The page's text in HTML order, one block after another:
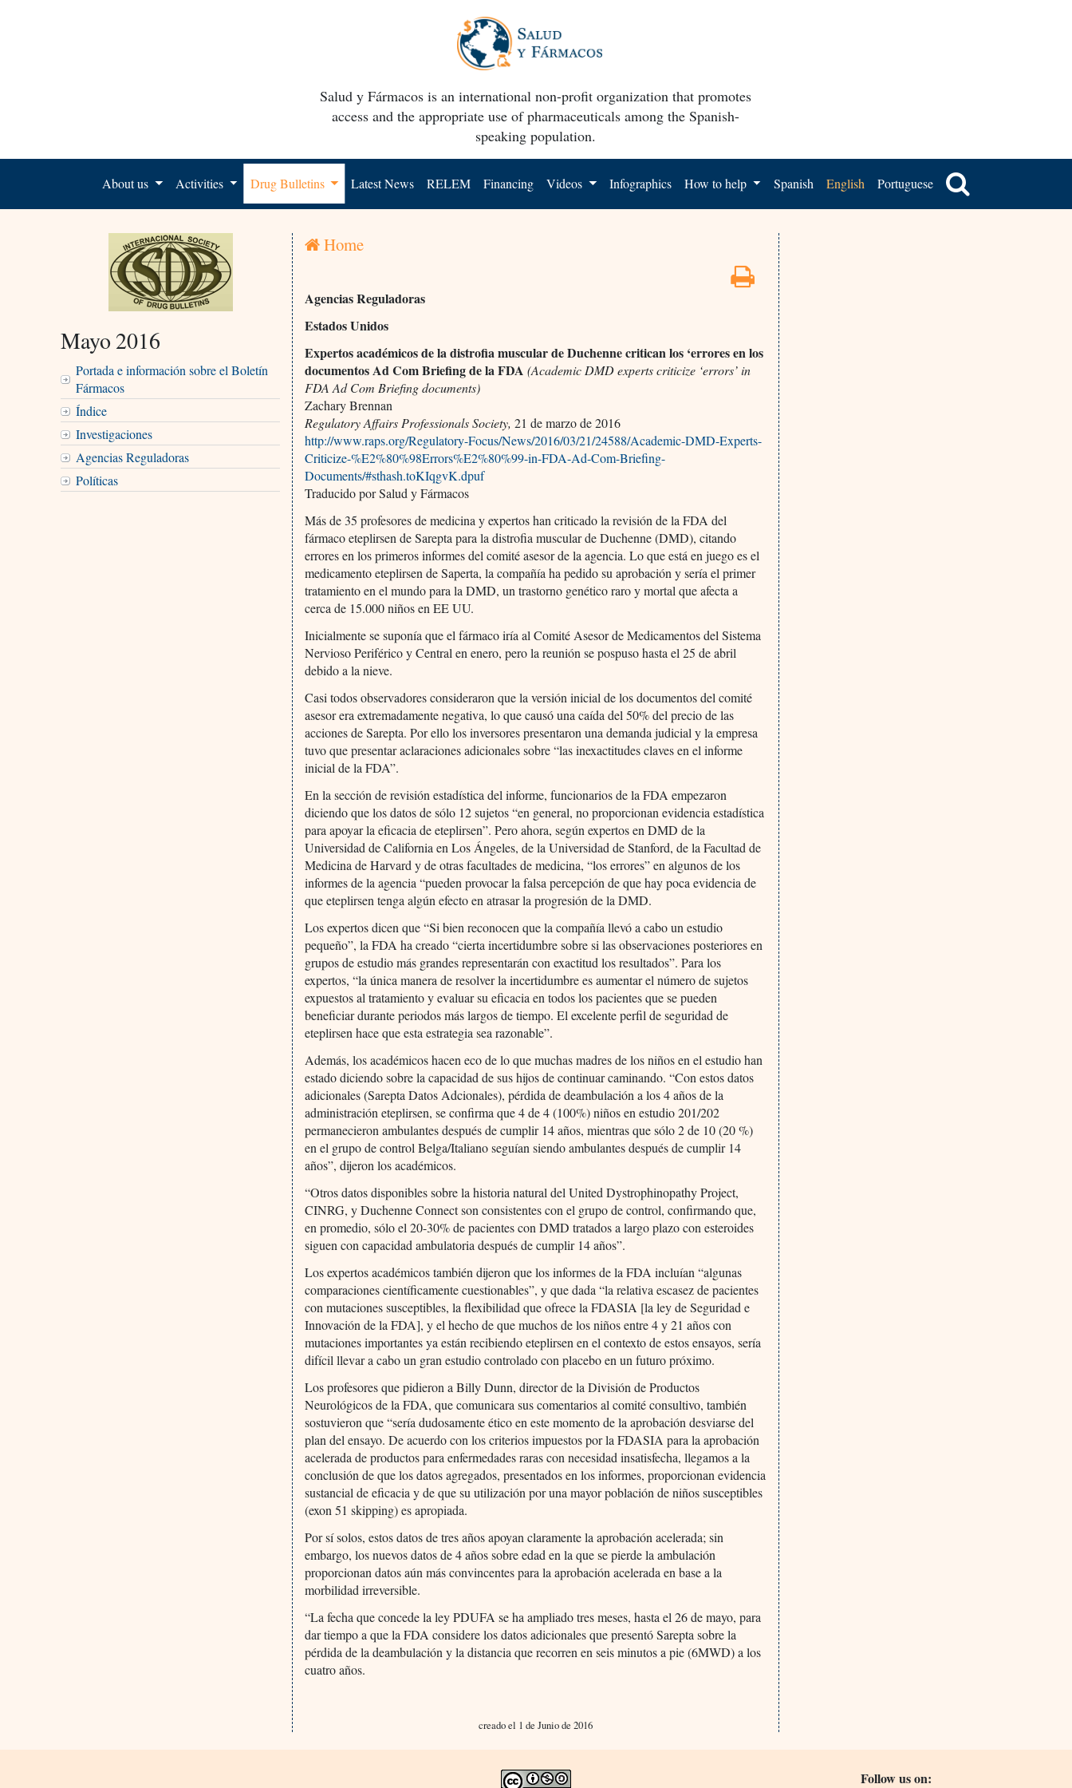
Salud y Fármacos is an international non-profit organization that promotes
access and the appropriate use of pharmaceuticals among the Spanish-
speaking population.
About us Activities Drug Bulletins Latest News RELEM Financing Videos Infographics How to help Spanish English Portuguese
Mayo 2016
Portada e información sobre el Boletín
Fármacos
Índice
Investigaciones
Agencias Reguladoras
Políticas
Home
Agencias Reguladoras
Estados Unidos
Expertos académicos de la distrofia muscular de Duchenne critican los ‘errores en los
documentos Ad Com Briefing de la FDA (Academic DMD experts criticize ‘errors’ in
FDA Ad Com Briefing documents)
Zachary Brennan
Regulatory Affairs Professionals Society, 21 de marzo de 2016
http://www.raps.org/Regulatory-Focus/News/2016/03/21/24588/Academic-DMD-Experts-
Criticize-%E2%80%98Errors%E2%80%99-in-FDA-Ad-Com-Briefing-
Documents/#sthash.toKIqgvK.dpuf
Traducido por Salud y Fármacos
Más de 35 profesores de medicina y expertos han criticado la revisión de la FDA del
fármaco eteplirsen de Sarepta para la distrofia muscular de Duchenne (DMD), citando
errores en los primeros informes del comité asesor de la agencia. Lo que está en juego es el
medicamento eteplirsen de Saperta, la compañía ha pedido su aprobación y sería el primer
tratamiento en el mundo para la DMD, un trastorno genético raro y mortal que afecta a
cerca de 15.000 niños en EE UU.
Inicialmente se suponía que el fármaco iría al Comité Asesor de Medicamentos del Sistema
Nervioso Periférico y Central en enero, pero la reunión se pospuso hasta el 25 de abril
debido a la nieve.
Casi todos observadores consideraron que la versión inicial de los documentos del comité
asesor era extremadamente negativa, lo que causó una caída del 50% del precio de las
acciones de Sarepta. Por ello los inversores presentaron una demanda judicial y la empresa
tuvo que presentar aclaraciones adicionales sobre “las inexactitudes claves en el informe
inicial de la FDA”.
En la sección de revisión estadística del informe, funcionarios de la FDA empezaron
diciendo que los datos de sólo 12 sujetos “en general, no proporcionan evidencia estadística
para apoyar la eficacia de eteplirsen”. Pero ahora, según expertos en DMD de la
Universidad de California en Los Ángeles, de la Universidad de Stanford, de la Facultad de
Medicina de Harvard y de otras facultades de medicina, “los errores” en algunos de los
informes de la agencia “pueden provocar la falsa percepción de que hay poca evidencia de
que eteplirsen tenga algún efecto en atrasar la progresión de la DMD.
Los expertos dicen que “Si bien reconocen que la compañía llevó a cabo un estudio
pequeño”, la FDA ha creado “cierta incertidumbre sobre si las observaciones posteriores en
grupos de estudio más grandes representarán con exactitud los resultados”. Para los
expertos, “la única manera de resolver la incertidumbre es aumentar el número de sujetos
expuestos al tratamiento y evaluar su eficacia en todos los pacientes que se pueden
beneficiar durante periodos más largos de tiempo. El excelente perfil de seguridad de
eteplirsen hace que esta estrategia sea razonable”.
Además, los académicos hacen eco de lo que muchas madres de los niños en el estudio han
estado diciendo sobre la capacidad de sus hijos de continuar caminando. “Con estos datos
adicionales (Sarepta Datos Adcionales), pérdida de deambulación a los 4 años de la
administración eteplirsen, se confirma que 4 de 4 (100%) niños en estudio 201/202
permanecieron ambulantes después de cumplir 14 años, mientras que sólo 2 de 10 (20 %)
en el grupo de control Belga/Italiano seguían siendo ambulantes después de cumplir 14
años”, dijeron los académicos.
“Otros datos disponibles sobre la historia natural del United Dystrophinopathy Project,
CINRG, y Duchenne Connect son consistentes con el grupo de control, confirmando que,
en promedio, sólo el 20-30% de pacientes con DMD tratados a largo plazo con esteroides
siguen con capacidad ambulatoria después de cumplir 14 años”.
Los expertos académicos también dijeron que los informes de la FDA incluían “algunas
comparaciones científicamente cuestionables”, y que dada “la relativa escasez de pacientes
con mutaciones susceptibles, la flexibilidad que ofrece la FDASIA [la ley de Seguridad e
Innovación de la FDA], y el hecho de que muchos de los niños entre 4 y 21 años con
mutaciones importantes ya están recibiendo eteplirsen en el contexto de estos ensayos, sería
difícil llevar a cabo un gran estudio controlado con placebo en un futuro próximo.
Los profesores que pidieron a Billy Dunn, director de la División de Productos
Neurológicos de la FDA, que comunicara sus comentarios al comité consultivo, también
sostuvieron que “sería dudosamente ético en este momento de la aprobación desviarse del
plan del ensayo. De acuerdo con los criterios impuestos por la FDASIA para la aprobación
acelerada de productos para enfermedades raras con necesidad insatisfecha, llegamos a la
conclusión de que los datos agregados, presentados en los informes, proporcionan evidencia
sustancial de eficacia y de que su utilización por una mayor población de niños susceptibles
(exon 51 skipping) es apropiada.
Por sí solos, estos datos de tres años apoyan claramente la aprobación acelerada; sin
embargo, los nuevos datos de 4 años sobre edad en la que se pierde la ambulación
proporcionan datos aún más convincentes para la aprobación acelerada en base a la
morbilidad irreversible.
“La fecha que concede la ley PDUFA se ha ampliado tres meses, hasta el 26 de mayo, para
dar tiempo a que la FDA considere los datos adicionales que presentó Sarepta sobre la
pérdida de la deambulación y la distancia que recorren en seis minutos a pie (6MWD) a los
cuatro años.
creado el 1 de Junio de 2016
Follow us on: